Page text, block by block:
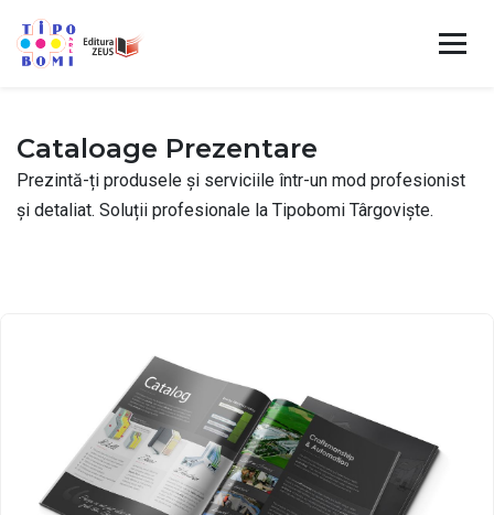
Cataloage Prezentare
Prezintă-ți produsele și serviciile într-un mod profesionist
și detaliat. Soluții profesionale la Tipobomi Târgoviște.